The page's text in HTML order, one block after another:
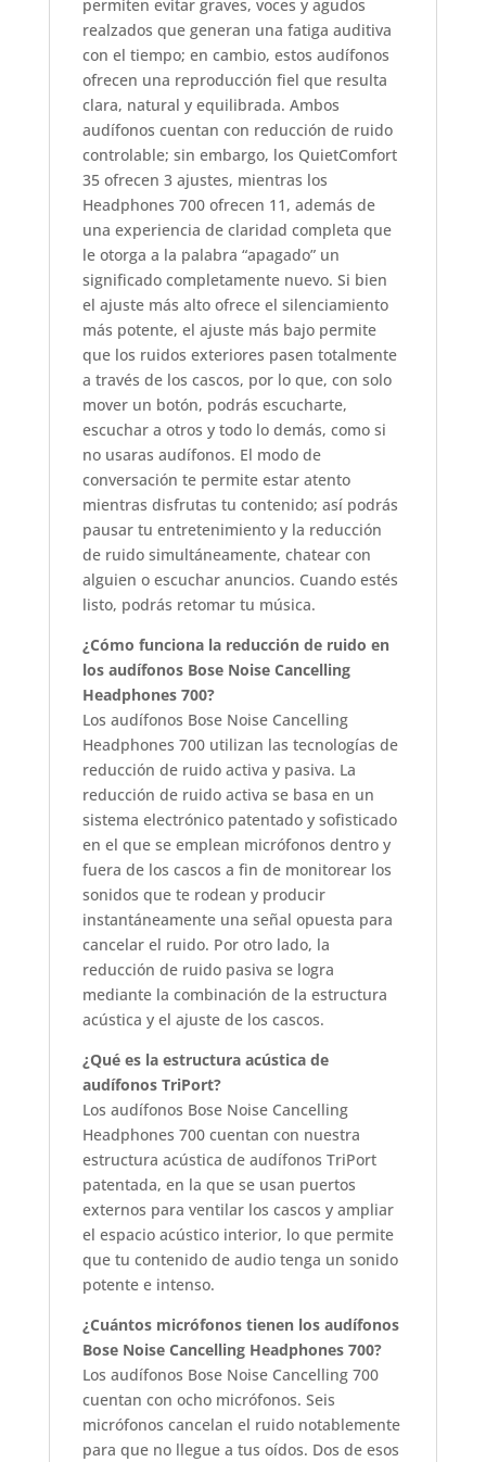
permiten evitar graves, voces y agudos
realzados que generan una fatiga auditiva
con el tiempo; en cambio, estos audífonos
ofrecen una reproducción fiel que resulta
clara, natural y equilibrada. Ambos
audífonos cuentan con reducción de ruido
controlable; sin embargo, los QuietComfort
35 ofrecen 3 ajustes, mientras los
Headphones 700 ofrecen 11, además de
una experiencia de claridad completa que
le otorga a la palabra “apagado” un
significado completamente nuevo. Si bien
el ajuste más alto ofrece el silenciamiento
más potente, el ajuste más bajo permite
que los ruidos exteriores pasen totalmente
a través de los cascos, por lo que, con solo
mover un botón, podrás escucharte,
escuchar a otros y todo lo demás, como si
no usaras audífonos. El modo de
conversación te permite estar atento
mientras disfrutas tu contenido; así podrás
pausar tu entretenimiento y la reducción
de ruido simultáneamente, chatear con
alguien o escuchar anuncios. Cuando estés
listo, podrás retomar tu música.
¿Cómo funciona la reducción de ruido en
los audífonos Bose Noise Cancelling
Headphones 700?
Los audífonos Bose Noise Cancelling
Headphones 700 utilizan las tecnologías de
reducción de ruido activa y pasiva. La
reducción de ruido activa se basa en un
sistema electrónico patentado y sofisticado
en el que se emplean micrófonos dentro y
fuera de los cascos a fin de monitorear los
sonidos que te rodean y producir
instantáneamente una señal opuesta para
cancelar el ruido. Por otro lado, la
reducción de ruido pasiva se logra
mediante la combinación de la estructura
acústica y el ajuste de los cascos.
¿Qué es la estructura acústica de
audífonos TriPort?
Los audífonos Bose Noise Cancelling
Headphones 700 cuentan con nuestra
estructura acústica de audífonos TriPort
patentada, en la que se usan puertos
externos para ventilar los cascos y ampliar
el espacio acústico interior, lo que permite
que tu contenido de audio tenga un sonido
potente e intenso.
¿Cuántos micrófonos tienen los audífonos
Bose Noise Cancelling Headphones 700?
Los audífonos Bose Noise Cancelling 700
cuentan con ocho micrófonos. Seis
micrófonos cancelan el ruido notablemente
para que no llegue a tus oídos. Dos de esos